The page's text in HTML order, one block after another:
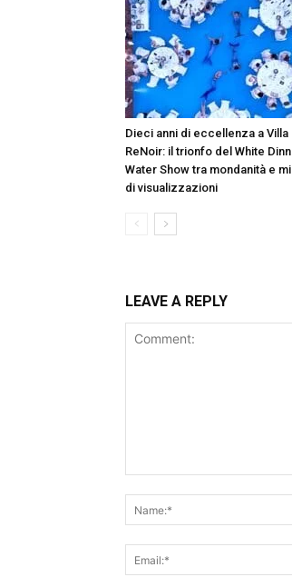
Dieci anni di eccellenza a Villa
ReNoir: il trionfo del White
Water Show tra mondanità e
di visualizzazioni
LEAVE A REPLY